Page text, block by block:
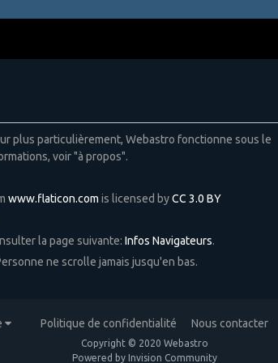
plus particulièrement, Webastro fonctionne sous le
voir "à propos".
www.flaticon.com is licensed byCC 3.0 BY
la page suivante: Infos Navigateurs.
ne scrolle jamais jusqu'en bas.
Politique de confidentialité Nous contacter
Copyright © 2020 Webastro
Powered by Invision Community